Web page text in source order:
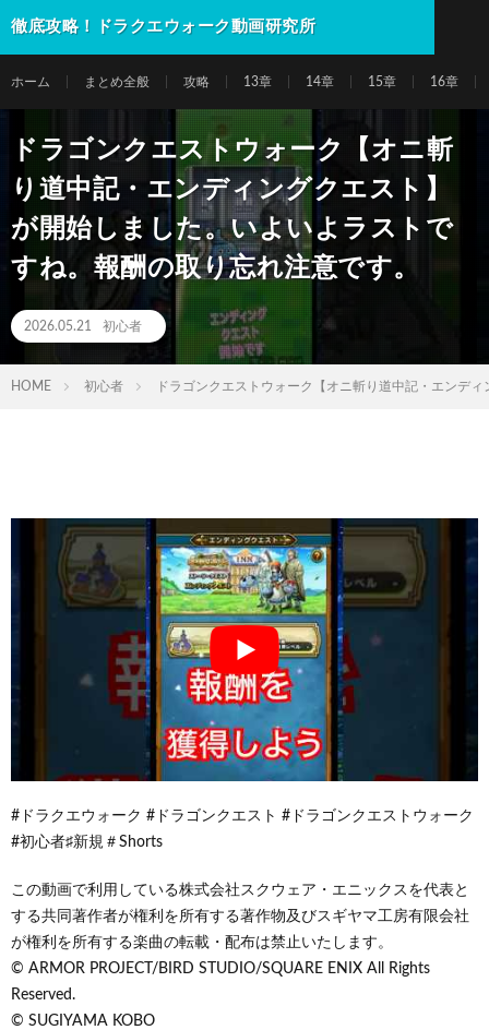
徹底攻略！ドラクエウォーク動画研究所
ホーム まとめ全般 攻略 13章 14章 15章 16章
ドラゴンクエストウォーク【オニ斬
り道中記・エンディングクエスト】
が開始しました。いよいよラストで
すね。報酬の取り忘れ注意です。
2026.05.21 初心者
HOME 初心者 ドラゴンクエストウォーク【オニ斬り道中記・エンデ
#ドラクエウォーク #ドラゴンクエスト #ドラゴンクエストウォーク
#初心者♯新規＃Shorts
この動画で利用している株式会社スクウェア・エニックスを代表と
する共同著作者が権利を所有する著作物及びスギヤマ工房有限会社
が権利を所有する楽曲の転載・配布は禁止いたします。
© ARMOR PROJECT/BIRD STUDIO/SQUARE ENIX All Rights
Reserved.
© SUGIYAMA KOBO